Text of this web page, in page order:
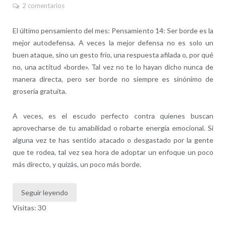
2 comentarios
El último pensamiento del mes: Pensamiento 14: Ser borde es la
mejor autodefensa. A veces la mejor defensa no es solo un
buen ataque, sino un gesto frío, una respuesta afilada o, por qué
no, una actitud «borde». Tal vez no te lo hayan dicho nunca de
manera directa, pero ser borde no siempre es sinónimo de
grosería gratuita.
A veces, es el escudo perfecto contra quienes buscan
aprovecharse de tu amabilidad o robarte energía emocional. Si
alguna vez te has sentido atacado o desgastado por la gente
que te rodea, tal vez sea hora de adoptar un enfoque un poco
más directo, y quizás, un poco más borde.
Seguir leyendo
Visitas: 30